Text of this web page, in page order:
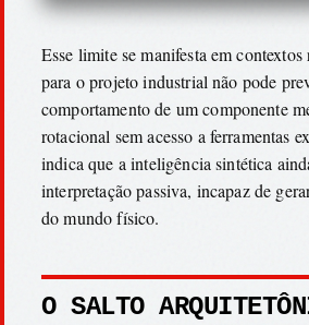
Esse limite se manifesta em contextos
para o projeto industrial não pode
comportamento de um componente
rotacional sem acesso a ferramentas
indica que a inteligência sintética
interpretação passiva, incapaz de
do mundo físico.
O SALTO